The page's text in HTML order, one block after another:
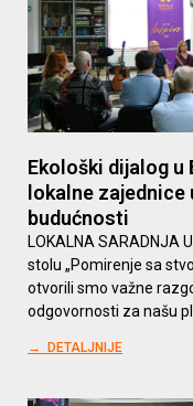
Ekološki dijalog u
lokalne
budućnosti
LOKALNA SARADNJA
stolu „Pomirenje sa
otvorili smo važne
odgovornosti za našu
→ DETALJNIJE